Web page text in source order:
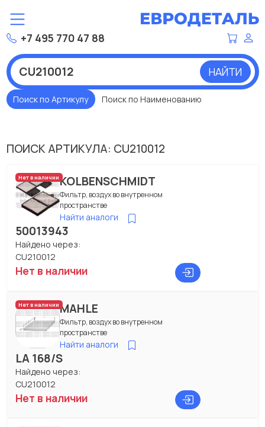
+7 495 770 47 88
НАЙТИ
Поиск по Артикулу Поиск по Наименованию
ПОИСК АРТИКУЛА: CU210012
Нет в наличииKOLBENSCHMIDT
Фильтр, воздух во внутренном
пространстве
Найти аналоги
50013943
Найдено через:
CU210012
Нет в наличии
Нет в наличииMAHLE
Фильтр, воздух во внутренном
пространстве
Найти аналоги
LA 168/S
Найдено через:
CU210012
Нет в наличии